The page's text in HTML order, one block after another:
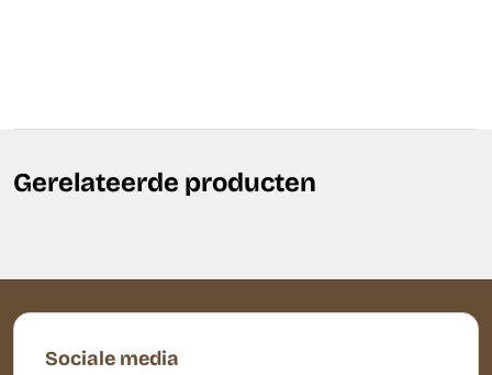
Gerelateerde producten
Sociale media